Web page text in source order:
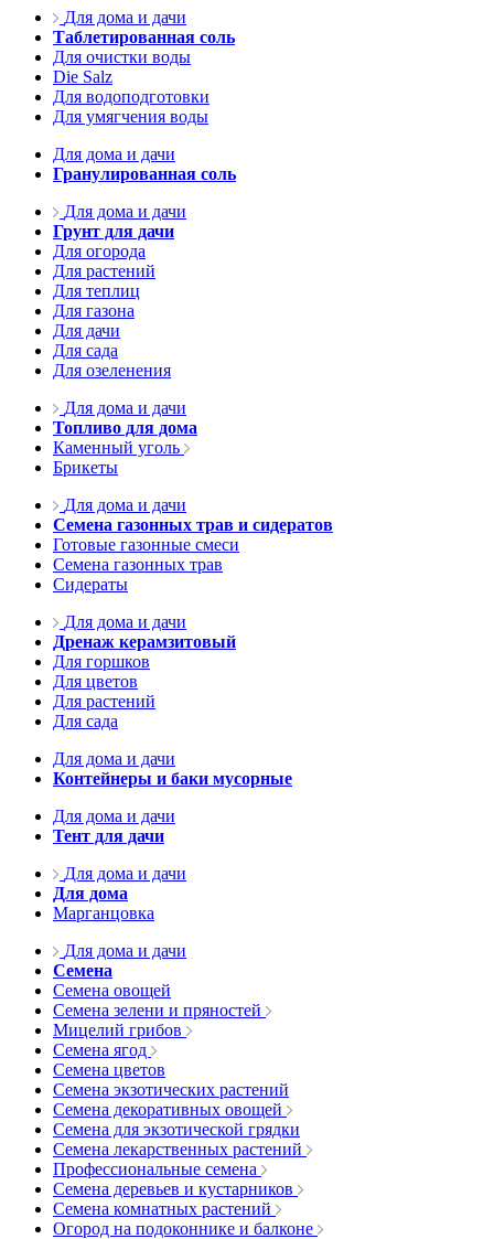
Для дома и дачи
Таблетированная соль
Для очистки воды
Die Salz
Для водоподготовки
Для умягчения воды
Для дома и дачи
Гранулированная соль
Для дома и дачи
Грунт для дачи
Для огорода
Для растений
Для теплиц
Для газона
Для дачи
Для сада
Для озеленения
Для дома и дачи
Топливо для дома
Каменный уголь
Брикеты
Для дома и дачи
Семена газонных трав и сидератов
Готовые газонные смеси
Семена газонных трав
Сидераты
Для дома и дачи
Дренаж керамзитовый
Для горшков
Для цветов
Для растений
Для сада
Для дома и дачи
Контейнеры и баки мусорные
Для дома и дачи
Тент для дачи
Для дома и дачи
Для дома
Марганцовка
Для дома и дачи
Семена
Семена овощей
Семена зелени и пряностей
Мицелий грибов
Семена ягод
Семена цветов
Семена экзотических растений
Семена декоративных овощей
Семена для экзотической грядки
Семена лекарственных растений
Профессиональные семена
Семена деревьев и кустарников
Семена комнатных растений
Огород на подоконнике и балконе